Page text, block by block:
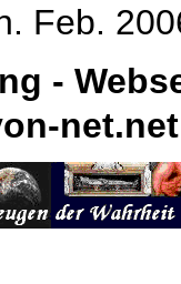
Feb.
-
net.net